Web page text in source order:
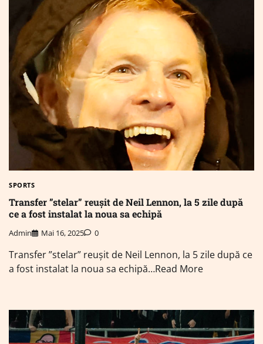
SPORTS
Transfer ”stelar” reușit de Neil Lennon, la 5 zile după
ce a fost instalat la noua sa echipă
Admin Mai 16, 2025 0
Transfer ”stelar” reușit de Neil Lennon, la 5 zile după ce
a fost instalat la noua sa echipă…Read More